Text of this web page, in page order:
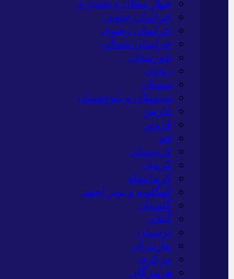
چهار محال و بختیاری
خراسان جنوبی
خراسان رضوی
خراسان شمالی
خوزستان
زنجان
سمنان
سیستان و بلوچستان
فارس
قزوین
قم
کردستان
کرمان
کرمانشاه
کهگلویه و بویر احمد
گلستان
گیلان
لرستان
مازندران
مرکزی
هرمزگان